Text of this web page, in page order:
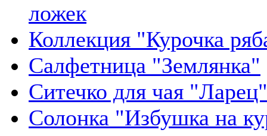
ложек
Коллекция "Курочка
Салфетница "Землянка"
Ситечко для чая "Ларец"
Солонка "Избушка на